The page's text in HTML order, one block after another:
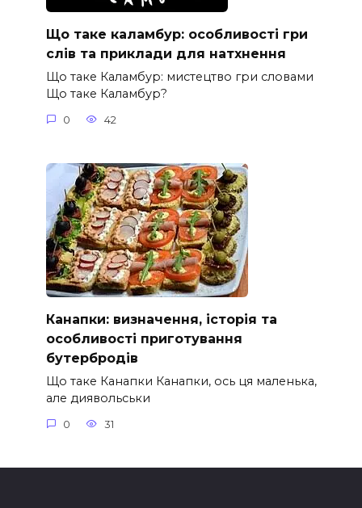
Що таке каламбур: особливості гри
слів та приклади для натхнення
Що таке Каламбур: мистецтво гри словами
Що таке Каламбур?
0 42
Канапки: визначення, історія та
особливості приготування
бутербродів
Що таке Канапки Канапки, ось ця маленька,
але диявольськи
0 31